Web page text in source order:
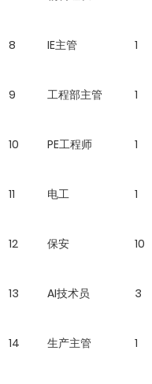
8 IE主管 1
9 工程部主管 1
10 PE工程师 1
11 电工 1
12 保安 10
13 AI技术员 3
14 生产主管 1